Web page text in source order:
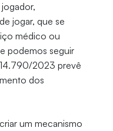
jogar, que se
médico ou
podemos seguir
2023 prevê
dos
um mecanismo